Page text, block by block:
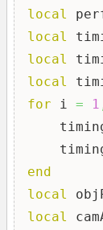
local
local
local
local
for i = 1
end
local
local